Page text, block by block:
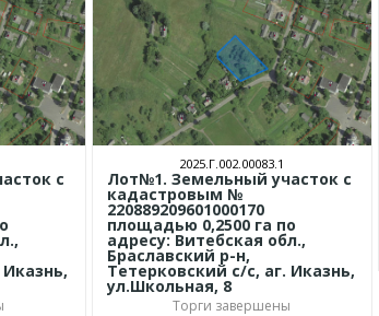
с
2025.Г.002.00083.1
Лот№1. Земельный участок с
кадастровым №
220889209601000170
площадью 0,2500 га по
адресу: Витебская обл.,
Браславский р-н,
Тетерковский с/с, аг. Иказнь,
ул.Школьная, 8
Торги завершены